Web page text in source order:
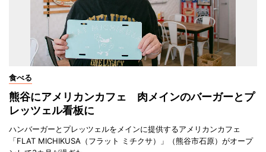
食べる
熊谷にアメリカンカフェ 肉メインのバーガーとプ
レッツェル看板に
ハンバーガーとプレッツェルをメインに提供するアメリカンカフェ
「FLAT MICHIKUSA（フラット ミチクサ）」（熊谷市石原）がオープ